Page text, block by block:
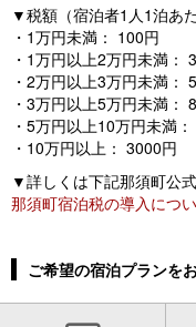
▼税額（宿泊者1人1泊あた
・1万円未満： 100円
・1万円以上2万円未満：
・2万円以上3万円未満：
・3万円以上5万円未満：
・5万円以上10万円未満
・10万円以上： 3000円
▼詳しくは下記那須町公
那須町宿泊税の導入につ
ご希望の宿泊プランを